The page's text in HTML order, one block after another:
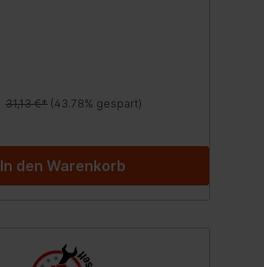
31,13 €* (43.78% gespart)
In den Warenkorb